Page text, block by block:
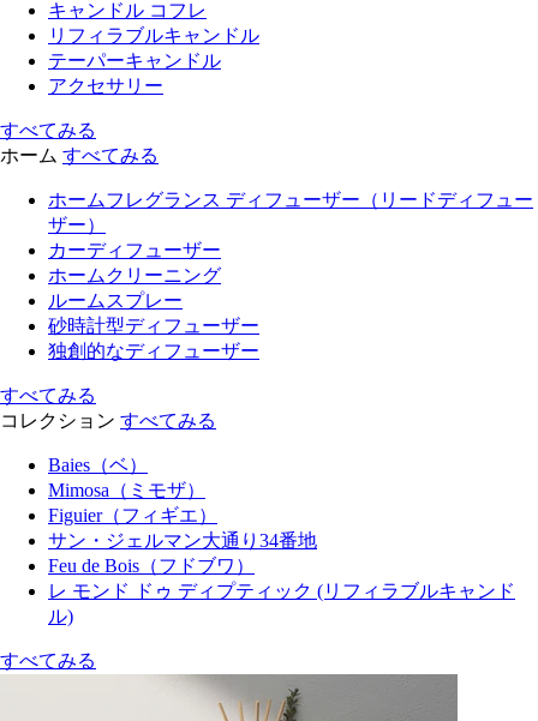
キャンドル コフレ
リフィラブルキャンドル
テーパーキャンドル
アクセサリー
すべてみる
ホーム すべてみる
ホームフレグランス ディフューザー（リードディフュー
ザー）
カーディフューザー
ホームクリーニング
ルームスプレー
砂時計型ディフューザー
独創的なディフューザー
すべてみる
コレクション すべてみる
Baies（ベ）
Mimosa（ミモザ）
Figuier（フィギエ）
サン・ジェルマン大通り34番地
Feu de Bois（フドブワ）
レ モンド ドゥ ディプティック (リフィラブルキャンド
ル)
すべてみる